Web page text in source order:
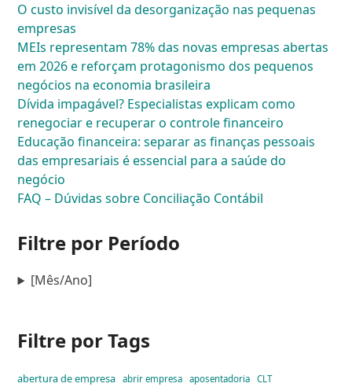
O custo invisível da desorganização nas pequenas
empresas
MEIs representam 78% das novas empresas abertas
em 2026 e reforçam protagonismo dos pequenos
negócios na economia brasileira
Dívida impagável? Especialistas explicam como
renegociar e recuperar o controle financeiro
Educação financeira: separar as finanças pessoais
das empresariais é essencial para a saúde do
negócio
FAQ – Dúvidas sobre Conciliação Contábil
Filtre por Período
[Mês/Ano]
Filtre por Tags
abertura de empresa abrir empresa aposentadoria
CLT